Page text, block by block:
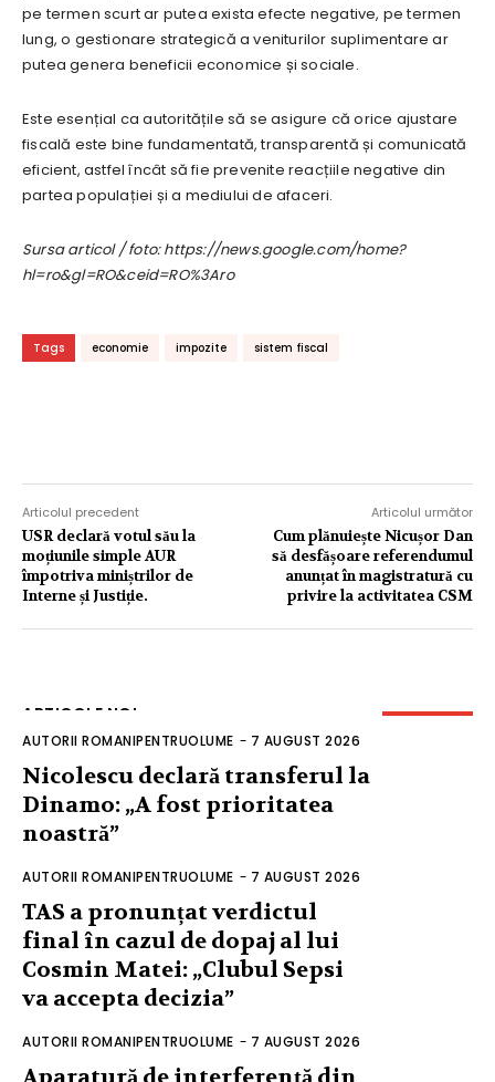
pe termen scurt ar putea exista efecte negative, pe termen
lung, o gestionare strategică a veniturilor suplimentare ar
putea genera beneficii economice și sociale.
Este esențial ca autoritățile să se asigure că orice ajustare
fiscală este bine fundamentată, transparentă și comunicată
eficient, astfel încât să fie prevenite reacțiile negative din
partea populației și a mediului de afaceri.
Sursa articol / foto: https://news.google.com/home?
hl=ro&gl=RO&ceid=RO%3Aro
Tags economie impozite sistem fiscal
Articolul precedent
USR declară votul său la
moțiunile simple AUR
împotriva miniștrilor de
Interne și Justiție.
Articolul următor
Cum plănuiește Nicușor Dan
să desfășoare referendumul
anunțat în magistratură cu
privire la activitatea CSM
ARTICOLE NOI
AUTORII ROMANIPENTRUOLUME - 7 AUGUST 2026
Nicolescu declară transferul la
Dinamo: „A fost prioritatea
noastră”
AUTORII ROMANIPENTRUOLUME - 7 AUGUST 2026
TAS a pronunțat verdictul
final în cazul de dopaj al lui
Cosmin Matei: „Clubul Sepsi
va accepta decizia”
AUTORII ROMANIPENTRUOLUME - 7 AUGUST 2026